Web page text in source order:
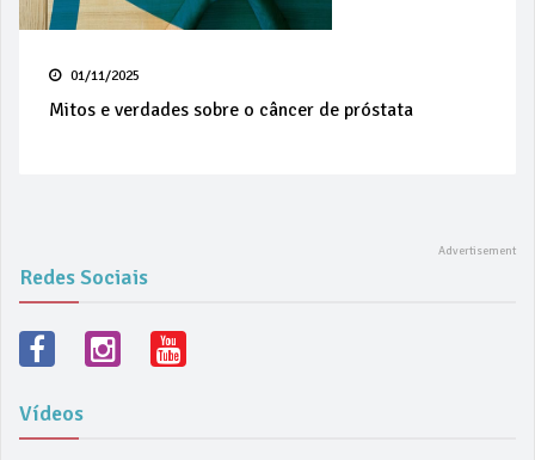
01/11/2025
Mitos e verdades sobre o câncer de próstata
Redes Sociais
Vídeos